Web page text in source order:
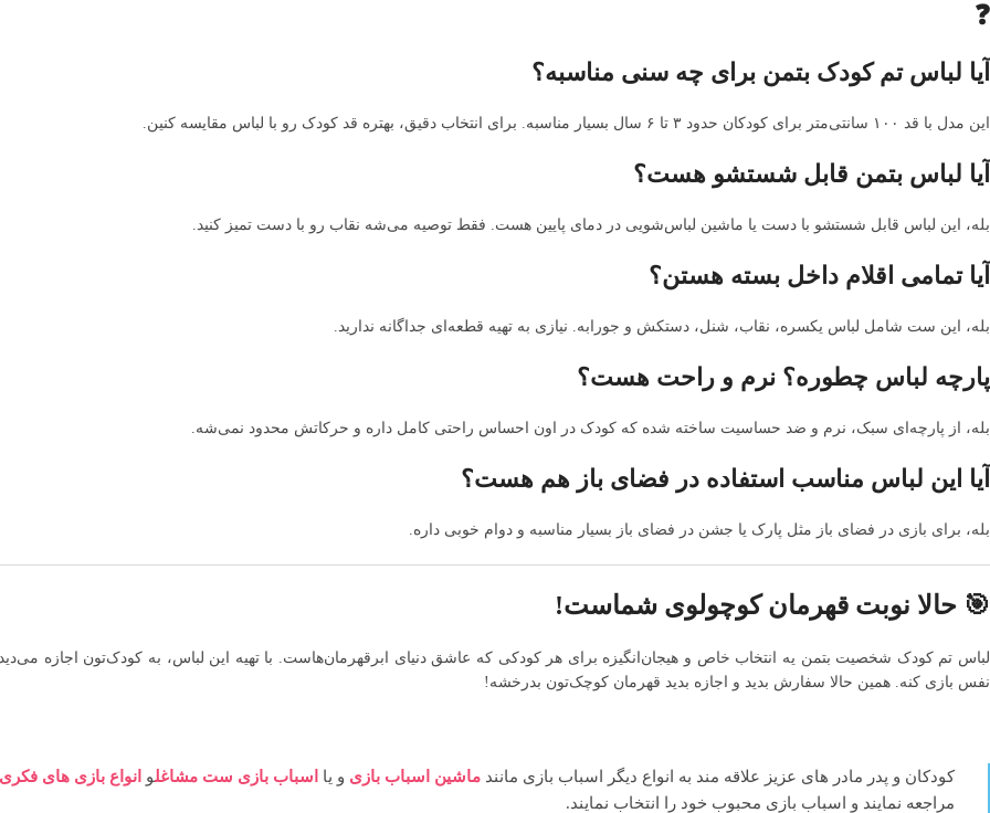
❓
آیا لباس تم کودک بتمن برای چه سنی مناسبه؟
این مدل با قد ۱۰۰ سانتی‌متر برای کودکان حدود ۳ تا ۶ سال بسیار مناسبه. برای انتخاب دقیق، بهتره قد کودک رو با لباس مقایسه کنین.
آیا لباس بتمن قابل شستشو هست؟
بله، این لباس قابل شستشو با دست یا ماشین لباس‌شویی در دمای پایین هست. فقط توصیه می‌شه نقاب رو با دست تمیز کنید.
آیا تمامی اقلام داخل بسته هستن؟
بله، این ست شامل لباس یکسره، نقاب، شنل، دستکش و جورابه. نیازی به تهیه قطعه‌ای جداگانه ندارید.
پارچه لباس چطوره؟ نرم و راحت هست؟
بله، از پارچه‌ای سبک، نرم و ضد حساسیت ساخته شده که کودک در اون احساس راحتی کامل داره و حرکاتش محدود نمی‌شه.
آیا این لباس مناسب استفاده در فضای باز هم هست؟
بله، برای بازی در فضای باز مثل پارک یا جشن در فضای باز بسیار مناسبه و دوام خوبی داره.
🎯 حالا نوبت قهرمان کوچولوی شماست!
لباس تم کودک شخصیت بتمن یه انتخاب خاص و هیجان‌انگیزه برای هر کودکی که عاشق دنیای ابرقهرمان‌هاست. با تهیه این لباس، به کودک‌تون اجازه می‌دید
نفس بازی کنه. همین حالا سفارش بدید و اجازه بدید قهرمان کوچک‌تون بدرخشه!
کودکان و پدر مادر های عزیز علاقه مند به انواع دیگر اسباب بازی مانند ماشین اسباب بازی و یا اسباب بازی ست مشاغلو انواع بازی های فکری
مراجعه نمایند و اسباب بازی محبوب خود را انتخاب نمایند.